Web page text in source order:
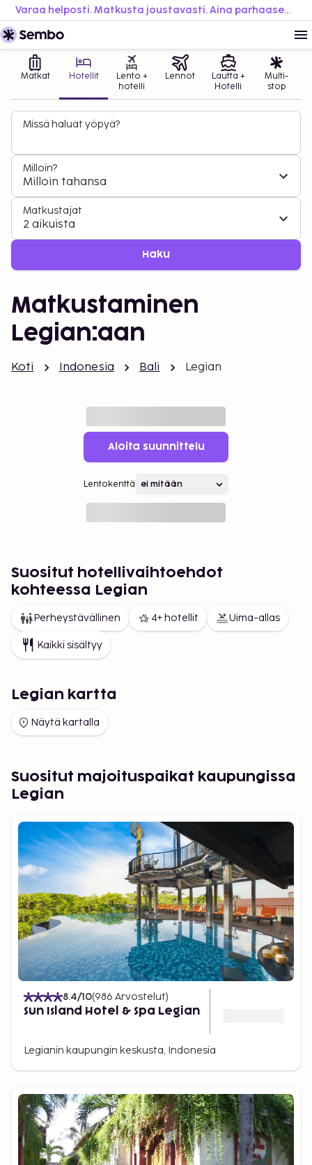
Varaa helposti. Matkusta joustavasti. Aina parhaaseen hintaan.
Matkat Hotellit
Lento +
hotelli
Lennot
Lautta +
Hotelli
Multi-
stop
Missä haluat yöpyä?
Milloin?
Milloin tahansa
Matkustajat
2 aikuista
Haku
Matkustaminen
Legian:aan
Koti Indonesia Bali Legian
Aloita suunnittelu
Lentokenttä
Suositut hotellivaihtoehdot
kohteessa Legian
Perheystävällinen 4+ hotellit Uima-allas
Kaikki sisältyy
Legian kartta
Näytä kartalla
Suositut majoituspaikat kaupungissa
Legian
8.4/10(986 Arvostelut)
Sun Island Hotel & Spa Legian
Legianin kaupungin keskusta, Indonesia